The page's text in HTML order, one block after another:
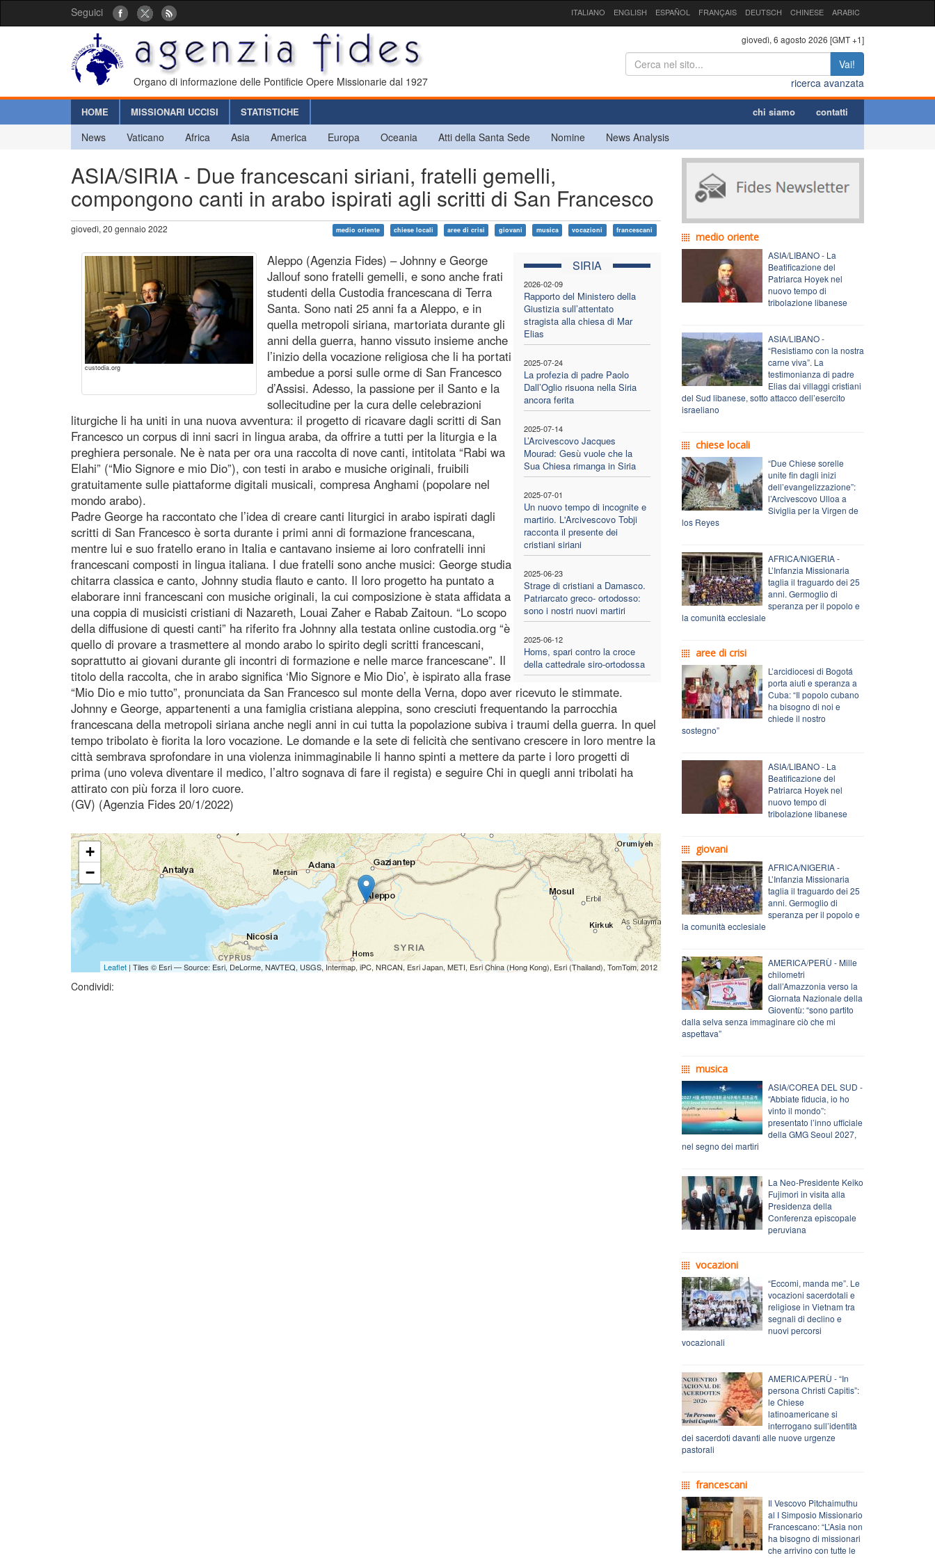
Seguici ITALIANO ENGLISH ESPAÑOL FRANÇAIS DEUTSCH CHINESE ARABIC
Organo di informazione delle Pontificie Opere Missionarie dal 1927
giovedì, 6 agosto 2026 [GMT +1]
Vai!
ricerca avanzata
HOME MISSIONARI UCCISI STATISTICHE chi siamo contatti
News Vaticano Africa Asia America Europa Oceania Atti della Santa Sede Nomine News Analysis
ASIA/SIRIA - Due francescani siriani, fratelli gemelli,
compongono canti in arabo ispirati agli scritti di San Francesco
giovedì, 20 gennaio 2022 medio oriente chiese locali aree di crisi giovani musica vocazioni francescani
custodia.org
SIRIA
2026-02-09
Rapporto del Ministero della
Giustizia sull’attentato
stragista alla chiesa di Mar
Elias
2025-07-24
La profezia di padre Paolo
Dall’Oglio risuona nella Siria
ancora ferita
2025-07-14
L’Arcivescovo Jacques
Mourad: Gesù vuole che la
Sua Chiesa rimanga in Siria
2025-07-01
Un nuovo tempo di incognite e
martirio. L'Arcivescovo Tobji
racconta il presente dei
cristiani siriani
2025-06-23
Strage di cristiani a Damasco.
Patriarcato greco- ortodosso:
sono i nostri nuovi martiri
2025-06-12
Homs, spari contro la croce
della cattedrale siro-ortodossa
Aleppo (Agenzia Fides) – Johnny e George
Jallouf sono fratelli gemelli, e sono anche frati
studenti della Custodia francescana di Terra
Santa. Sono nati 25 anni fa a Aleppo, e in
quella metropoli siriana, martoriata durante gli
anni della guerra, hanno vissuto insieme anche
l’inizio della vocazione religiosa che li ha portati
ambedue a porsi sulle orme di San Francesco
d’Assisi. Adesso, la passione per il Santo e la
sollecitudine per la cura delle celebrazioni
liturgiche li ha uniti in una nuova avventura: il progetto di ricavare dagli scritti di San
Francesco un corpus di inni sacri in lingua araba, da offrire a tutti per la liturgia e la
preghiera personale. Ne è nata per ora una raccolta di nove canti, intitolata “Rabi wa
Elahi” (“Mio Signore e mio Dio”), con testi in arabo e musiche originali, fruibili
gratuitamente sulle piattaforme digitali musicali, compresa Anghami (popolare nel
mondo arabo).
Padre George ha raccontato che l’idea di creare canti liturgici in arabo ispirati dagli
scritti di San Francesco è sorta durante i primi anni di formazione francescana,
mentre lui e suo fratello erano in Italia e cantavano insieme ai loro confratelli inni
francescani composti in lingua italiana. I due fratelli sono anche musici: George studia
chitarra classica e canto, Johnny studia flauto e canto. Il loro progetto ha puntato a
elaborare inni francescani con musiche originali, la cui composizione è stata affidata a
una coppia di musicisti cristiani di Nazareth, Louai Zaher e Rabab Zaitoun. “Lo scopo
della diffusione di questi canti” ha riferito fra Johnny alla testata online custodia.org “è
quello di provare a trasmettere al mondo arabo lo spirito degli scritti francescani,
soprattutto ai giovani durante gli incontri di formazione e nelle marce francescane”. Il
titolo della raccolta, che in arabo significa ‘Mio Signore e Mio Dio’, è ispirato alla frase
“Mio Dio e mio tutto”, pronunciata da San Francesco sul monte della Verna, dopo aver ricevuto le stimmate.
Johnny e George, appartenenti a una famiglia cristiana aleppina, sono cresciuti frequentando la parrocchia
francescana della metropoli siriana anche negli anni in cui tutta la popolazione subiva i traumi della guerra. In quel
tempo tribolato è fiorita la loro vocazione. Le domande e la sete di felicità che sentivano crescere in loro mentre la
città sembrava sprofondare in una violenza inimmaginabile li hanno spinti a mettere da parte i loro progetti di
prima (uno voleva diventare il medico, l’altro sognava di fare il regista) e seguire Chi in quegli anni tribolati ha
attirato con più forza il loro cuore.
(GV) (Agenzia Fides 20/1/2022)
+
−
Leaflet| Tiles © Esri — Source: Esri, DeLorme, NAVTEQ, USGS, Intermap, iPC, NRCAN, Esri Japan, METI, Esri China (Hong Kong), Esri (Thailand), TomTom, 2012
Condividi:
medio oriente
ASIA/LIBANO - La
Beatificazione del
Patriarca Hoyek nel
nuovo tempo di
tribolazione libanese
ASIA/LIBANO -
“Resistiamo con la nostra
carne viva”. La
testimonianza di padre
Elias dai villaggi cristiani
del Sud libanese, sotto attacco dell’esercito
israeliano
chiese locali
“Due Chiese sorelle
unite fin dagli inizi
dell’evangelizzazione”:
l’Arcivescovo Ulloa a
Siviglia per la Virgen de
los Reyes
AFRICA/NIGERIA -
L’Infanzia Missionaria
taglia il traguardo dei 25
anni. Germoglio di
speranza per il popolo e
la comunità ecclesiale
aree di crisi
L’arcidiocesi di Bogotá
porta aiuti e speranza a
Cuba: “Il popolo cubano
ha bisogno di noi e
chiede il nostro
sostegno”
ASIA/LIBANO - La
Beatificazione del
Patriarca Hoyek nel
nuovo tempo di
tribolazione libanese
giovani
AFRICA/NIGERIA -
L’Infanzia Missionaria
taglia il traguardo dei 25
anni. Germoglio di
speranza per il popolo e
la comunità ecclesiale
AMERICA/PERÙ - Mille
chilometri
dall’Amazzonia verso la
Giornata Nazionale della
Gioventù: “sono partito
dalla selva senza immaginare ciò che mi
aspettava”
musica
ASIA/COREA DEL SUD -
“Abbiate fiducia, io ho
vinto il mondo”:
presentato l’inno ufficiale
della GMG Seoul 2027,
nel segno dei martiri
La Neo-Presidente Keiko
Fujimori in visita alla
Presidenza della
Conferenza episcopale
peruviana
vocazioni
“Eccomi, manda me”. Le
vocazioni sacerdotali e
religiose in Vietnam tra
segnali di declino e
nuovi percorsi
vocazionali
AMERICA/PERÙ - “In
persona Christi Capitis”:
le Chiese
latinoamericane si
interrogano sull’identità
dei sacerdoti davanti alle nuove urgenze
pastorali
francescani
Il Vescovo Pitchaimuthu
al I Simposio Missionario
Francescano: “L’Asia non
ha bisogno di missionari
che arrivino con tutte le